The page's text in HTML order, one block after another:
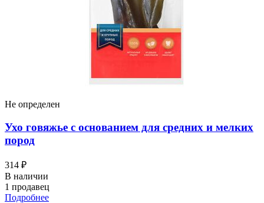
Не определен
Ухо говяжье с основанием для средних и мелких
пород
314 ₽
В наличии
1 продавец
Подробнее